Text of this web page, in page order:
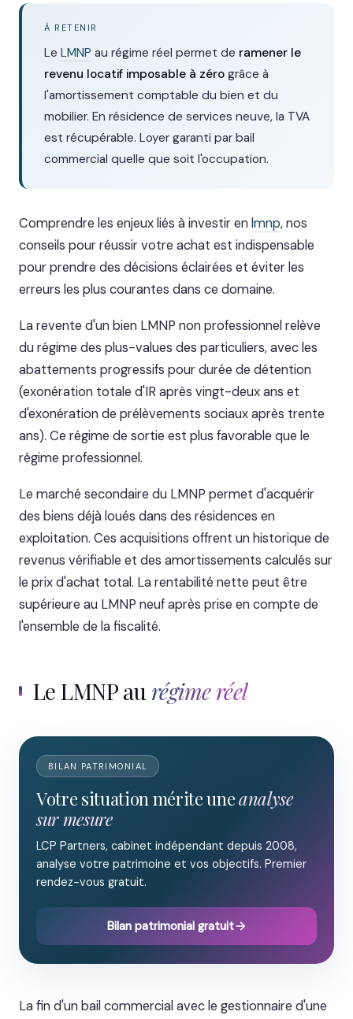
À RETENIR
Le LMNP au régime réel permet de ramener le
revenu locatif imposable à zéro grâce à
l'amortissement comptable du bien et du
mobilier. En résidence de services neuve, la TVA
est récupérable. Loyer garanti par bail
commercial quelle que soit l'occupation.
Comprendre les enjeux liés à investir en lmnp, nos
conseils pour réussir votre achat est indispensable
pour prendre des décisions éclairées et éviter les
erreurs les plus courantes dans ce domaine.
La revente d'un bien LMNP non professionnel relève
du régime des plus-values des particuliers, avec les
abattements progressifs pour durée de détention
(exonération totale d'IR après vingt-deux ans et
d'exonération de prélèvements sociaux après trente
ans). Ce régime de sortie est plus favorable que le
régime professionnel.
Le marché secondaire du LMNP permet d'acquérir
des biens déjà loués dans des résidences en
exploitation. Ces acquisitions offrent un historique de
revenus vérifiable et des amortissements calculés sur
le prix d'achat total. La rentabilité nette peut être
supérieure au LMNP neuf après prise en compte de
l'ensemble de la fiscalité.
Le LMNP au régime réel
BILAN PATRIMONIAL
Votre situation mérite uneanalyse
sur mesure
LCP Partners, cabinet indépendant depuis 2008,
analyse votre patrimoine et vos objectifs. Premier
rendez-vous gratuit.
Bilan patrimonial gratuit
La fin d'un bail commercial avec le gestionnaire d'une